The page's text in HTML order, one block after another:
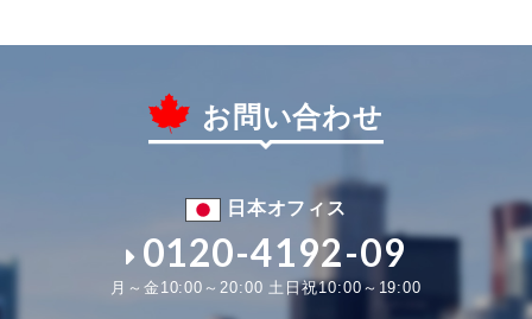
お問い合わせ
日本オフィス
0120-4192-09
月～金10:00～20:00 土日祝10:00～19:00